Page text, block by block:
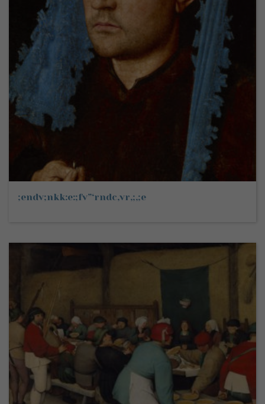
;endv;nkk:e:;fv”‘rndc,vr,;,;e